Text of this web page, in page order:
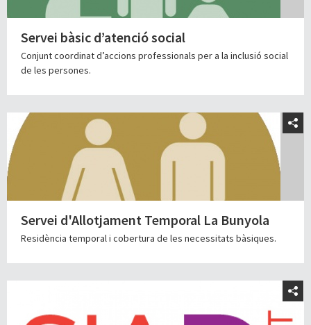
Servei bàsic d’atenció social
Conjunt coordinat d’accions professionals per a la inclusió social
de les persones.
Servei d'Allotjament Temporal La Bunyola
Residència temporal i cobertura de les necessitats bàsiques.